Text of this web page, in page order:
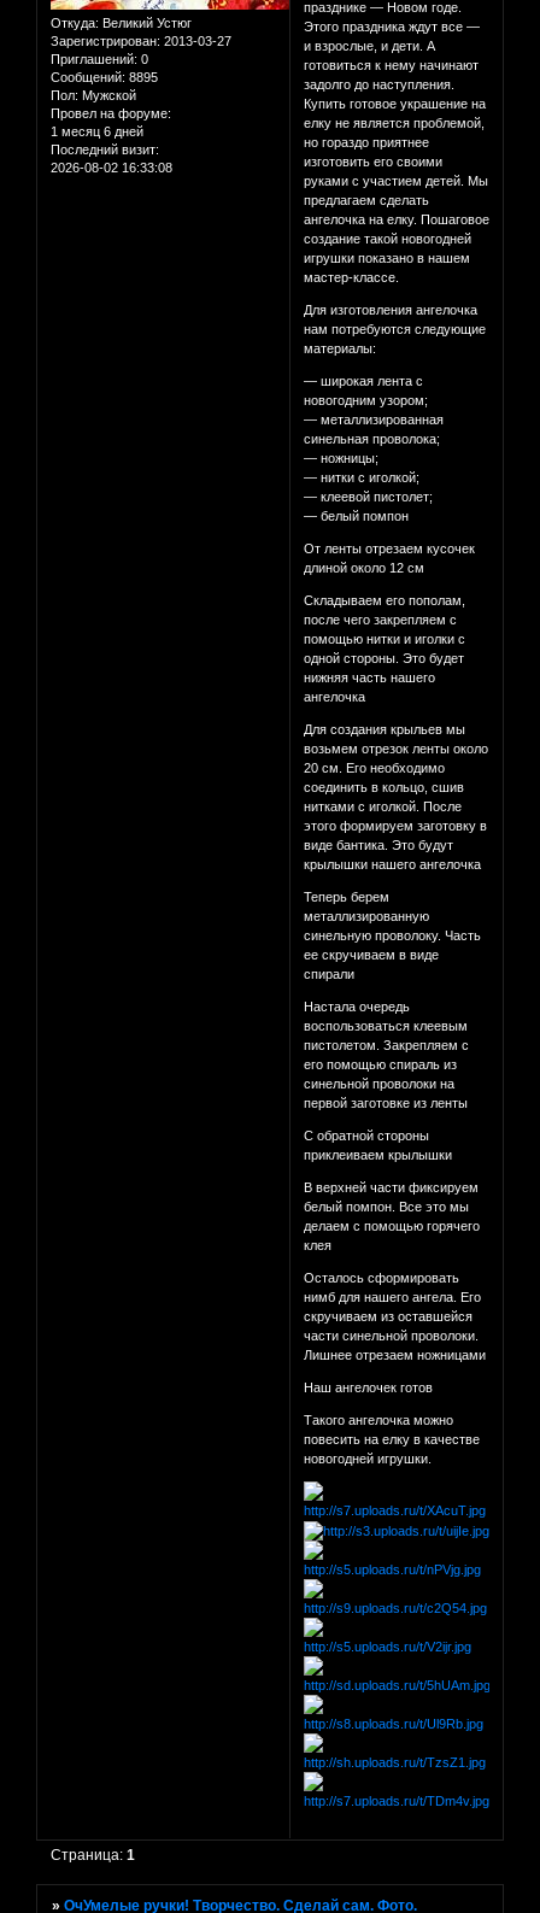
Откуда: Великий Устюг
Зарегистрирован: 2013-03-27
Приглашений: 0
Сообщений: 8895
Пол: Мужской
Провел на форуме:
1 месяц 6 дней
Последний визит:
2026-08-02 16:33:08
празднике — Новом годе.
Этого праздника ждут все —
и взрослые, и дети. А
готовиться к нему начинают
задолго до наступления.
Купить готовое украшение на
елку не является проблемой,
но гораздо приятнее
изготовить его своими
руками с участием детей. Мы
предлагаем сделать
ангелочка на елку. Пошаговое
создание такой новогодней
игрушки показано в нашем
мастер-классе.
Для изготовления ангелочка
нам потребуются следующие
материалы:
— широкая лента с
новогодним узором;
— металлизированная
синельная проволока;
— ножницы;
— нитки с иголкой;
— клеевой пистолет;
— белый помпон
От ленты отрезаем кусочек
длиной около 12 см
Складываем его пополам,
после чего закрепляем с
помощью нитки и иголки с
одной стороны. Это будет
нижняя часть нашего
ангелочка
Для создания крыльев мы
возьмем отрезок ленты около
20 см. Его необходимо
соединить в кольцо, сшив
нитками с иголкой. После
этого формируем заготовку в
виде бантика. Это будут
крылышки нашего ангелочка
Теперь берем
металлизированную
синельную проволоку. Часть
ее скручиваем в виде
спирали
Настала очередь
воспользоваться клеевым
пистолетом. Закрепляем с
его помощью спираль из
синельной проволоки на
первой заготовке из ленты
С обратной стороны
приклеиваем крылышки
В верхней части фиксируем
белый помпон. Все это мы
делаем с помощью горячего
клея
Осталось сформировать
нимб для нашего ангела. Его
скручиваем из оставшейся
части синельной проволоки.
Лишнее отрезаем ножницами
Наш ангелочек готов
Такого ангелочка можно
повесить на елку в качестве
новогодней игрушки.
Страница:1
»ОчУмелые ручки! Творчество. Сделай сам. Фото.